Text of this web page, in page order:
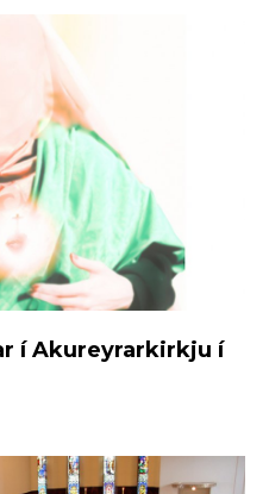
í Akureyrarkirkju í